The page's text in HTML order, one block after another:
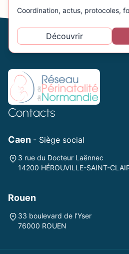
Coordination, actus, protocoles,
Découvrir
Contacts
Caen - Siège social
3 rue du Docteur Laënnec
14200 HÉROUVILLE-SAINT-
Rouen
33 boulevard de l’Yser
76000 ROUEN